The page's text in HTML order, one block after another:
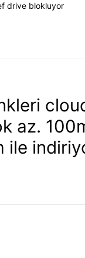
drive blokluyor
az.
ile